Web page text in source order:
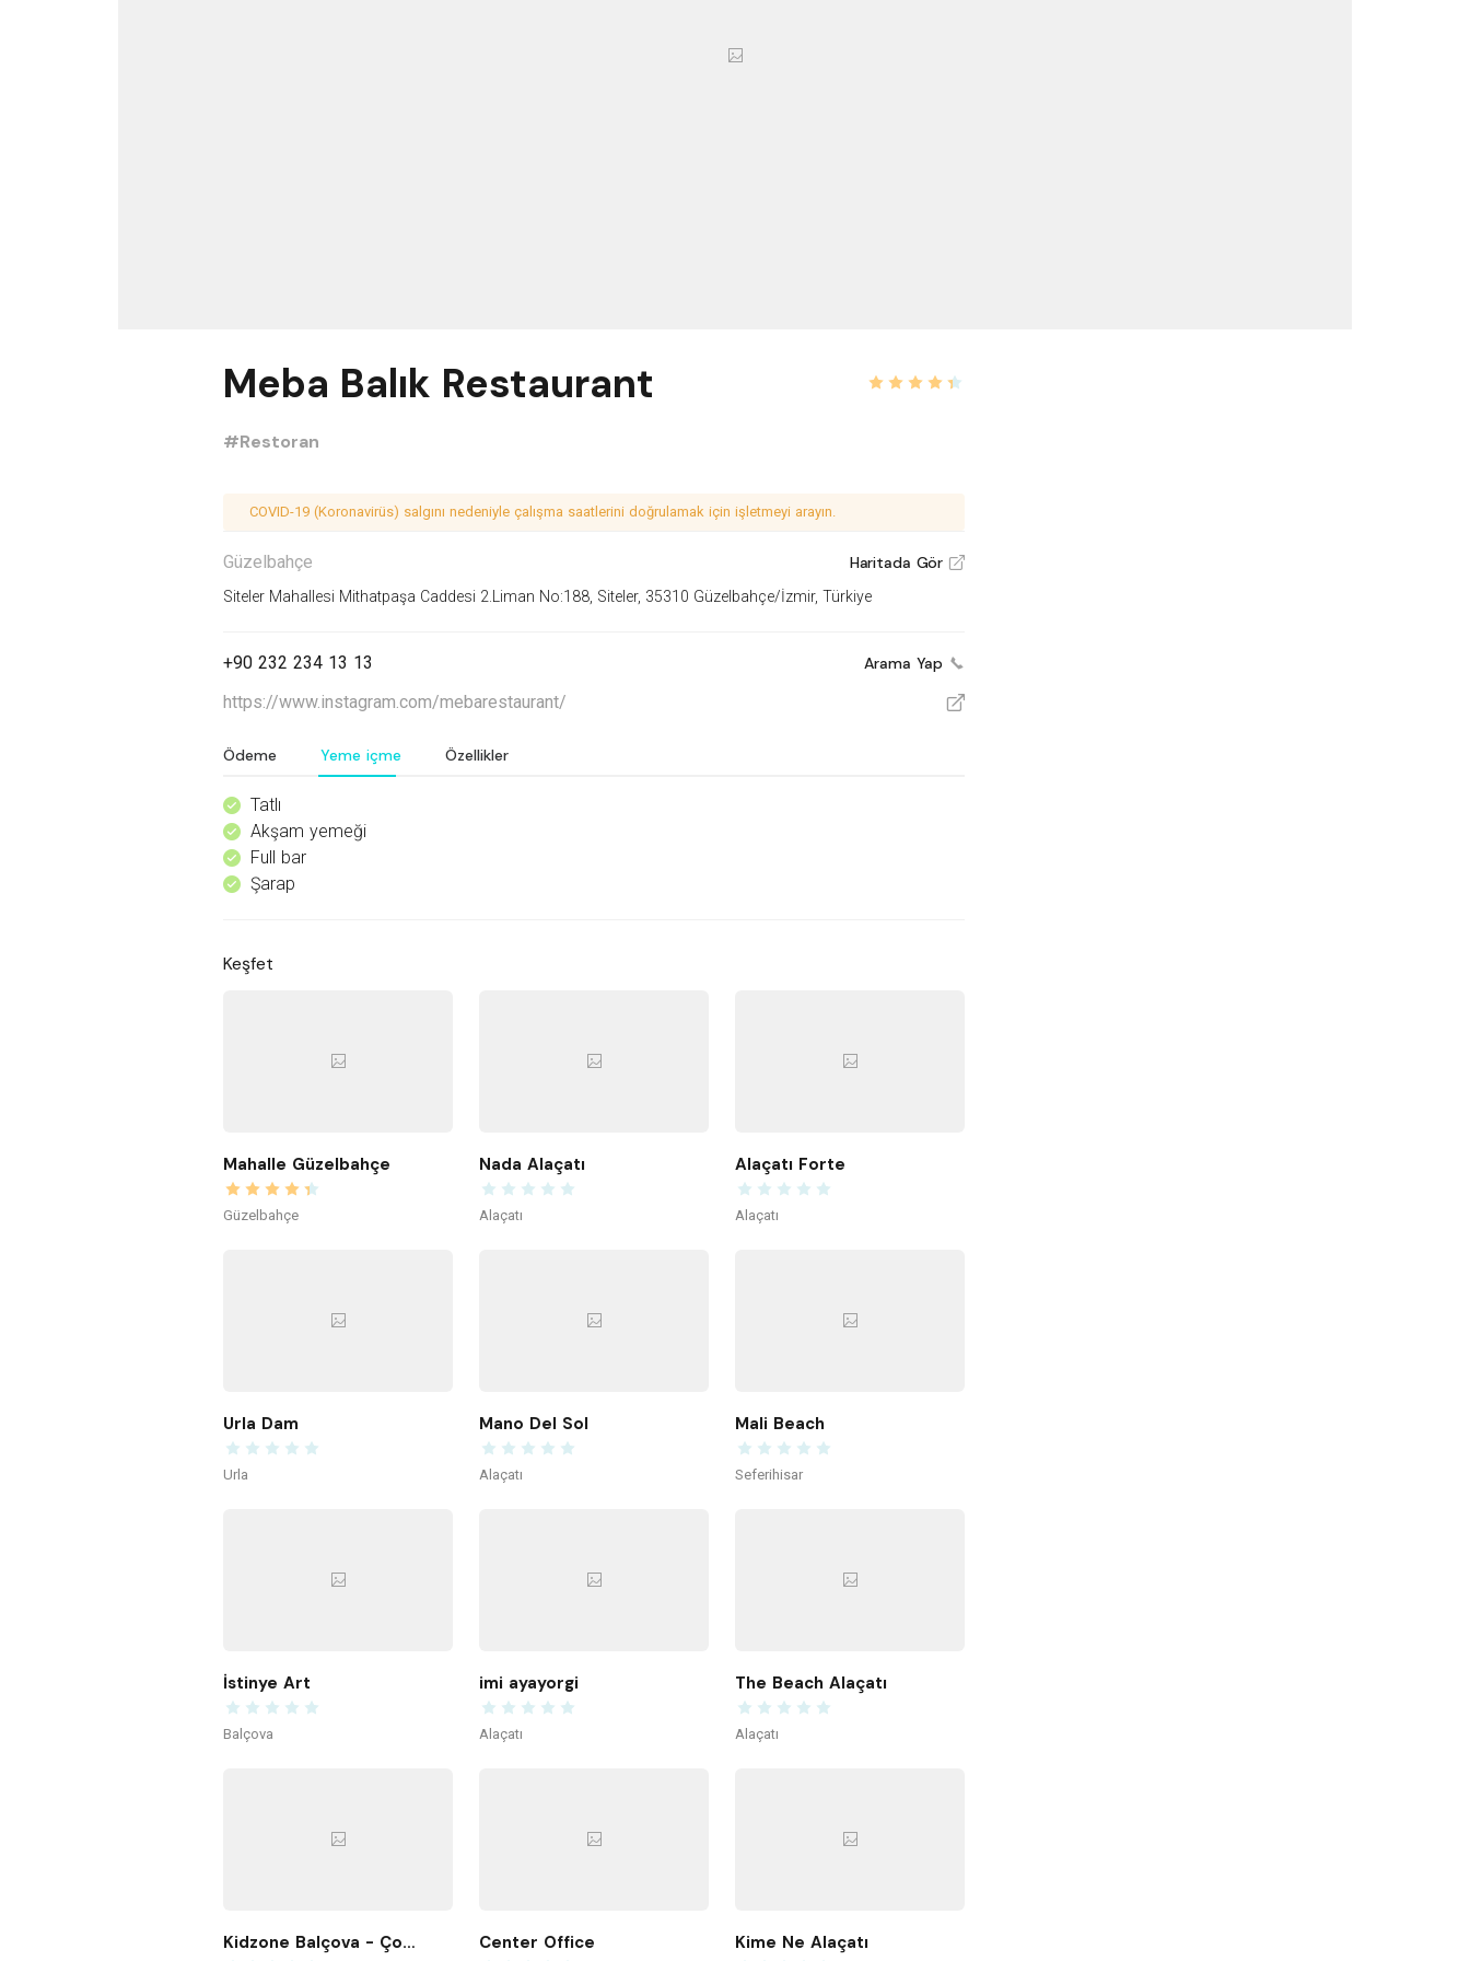
Meba Balık Restaurant
#Restoran
COVID-19 (Koronavirüs) salgını nedeniyle çalışma saatlerini doğrulamak için işletmeyi arayın.
Güzelbahçe Haritada Gör V
Siteler Mahallesi Mithatpaşa Caddesi 2.Liman No:188, Siteler, 35310 Güzelbahçe/İzmir, Türkiye
+90 232 234 13 13 Arama Yap
https://www.instagram.com/mebarestaurant/ V
Ödeme Yeme içme Özellikler
^ Tatlı
^ Akşam yemeği
^ Full bar
^ Şarap
Keşfet
Mahalle Güzelbahçe
Güzelbahçe
Nada Alaçatı
Alaçatı
Alaçatı Forte
Alaçatı
Urla Dam
Urla
Mano Del Sol
Alaçatı
Mali Beach
Seferihisar
İstinye Art
Balçova
imi ayayorgi
Alaçatı
The Beach Alaçatı
Alaçatı
Kidzone Balçova - Çocuk Gelişim ve Aktivite Merkezi Center Office Kime Ne Alaçatı